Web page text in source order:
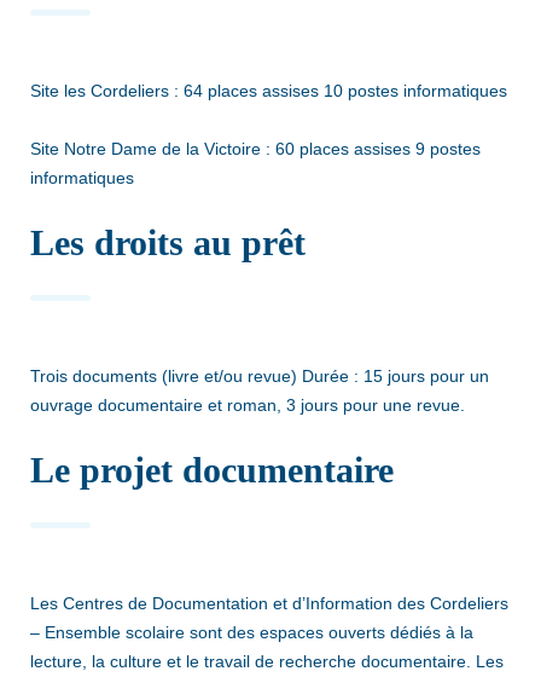
Site les Cordeliers : 64 places assises 10 postes informatiques
Site Notre Dame de la Victoire : 60 places assises 9 postes
informatiques
Les droits au prêt
Trois documents (livre et/ou revue) Durée : 15 jours pour un
ouvrage documentaire et roman, 3 jours pour une revue.
Le projet documentaire
Les Centres de Documentation et d’Information des Cordeliers
– Ensemble scolaire sont des espaces ouverts dédiés à la
lecture, la culture et le travail de recherche documentaire. Les